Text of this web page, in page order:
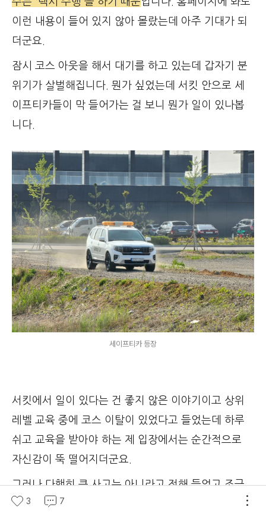
이런 내용이 들어 있지 않아 몰랐는데 아주 기대가 되
더군요.
잠시 코스 아웃을 해서 대기를 하고 있는데 갑자기 분
위기가 살벌해집니다. 뭔가 싶었는데 서킷 안으로 세
이프티카들이 막 들어가는 걸 보니 뭔가 일이 있나봅
니다.
세이프티카 등장
서킷에서 일이 있다는 건 좋지 않은 이야기이고 상위
레벨 교육 중에 코스 이탈이 있었다고 들었는데 하루
쉬고 교육을 받아야 하는 제 입장에서는 순간적으로
자신감이 뚝 떨어지더군요.
그러나 다행히 큰 사고는 아니라고 전해 들었고 조금
대기를 하니 차량이 실려 가는 것이 아닌 것을 확인하
3 7